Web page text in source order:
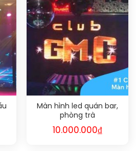
Màn hình led quán bar,
phòng trà
10.000.000₫